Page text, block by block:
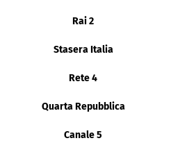
Rai 2
Stasera Italia
Rete 4
Quarta Repubblica
Canale 5